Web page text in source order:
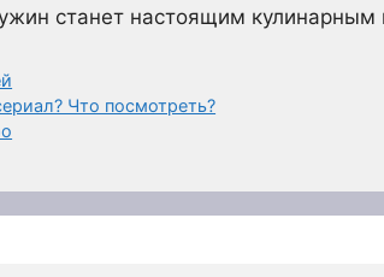
станет настоящим
Что посмотреть?